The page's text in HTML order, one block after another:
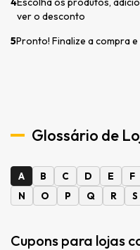
ver o desconto
5Pronto! Finalize a compra
Glossário de
A B C D E F
N
O P Q R S
Cupons para lojas